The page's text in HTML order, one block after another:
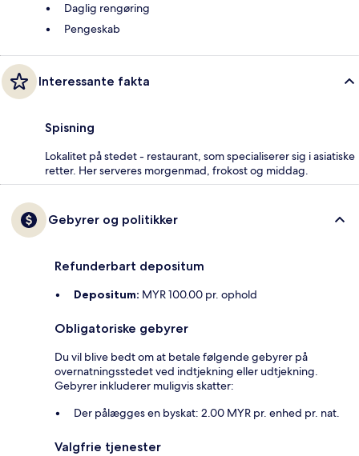
Daglig rengøring
Pengeskab
Interessante fakta
Spisning
Lokalitet på stedet - restaurant, som specialiserer sig i asiatiske
retter. Her serveres morgenmad, frokost og middag.
Gebyrer og politikker
Refunderbart depositum
Depositum: MYR 100.00 pr. ophold
Obligatoriske gebyrer
Du vil blive bedt om at betale følgende gebyrer på
overnatningsstedet ved indtjekning eller udtjekning.
Gebyrer inkluderer muligvis skatter:
Der pålægges en byskat: 2.00 MYR pr. enhed pr. nat.
Valgfrie tjenester